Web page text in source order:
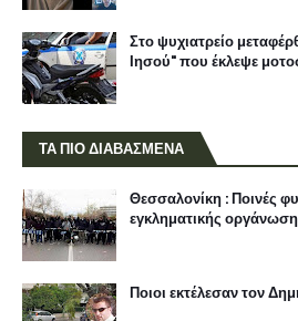
Στο ψυχιατρείο
Ιησού" που έκλεψε
ΤΑ ΠΙΟ ΔΙΑΒΑΣΜΕΝΑ
Θεσσαλονίκη : Ποινές
εγκληματικής
Ποιοι εκτέλεσαν τον